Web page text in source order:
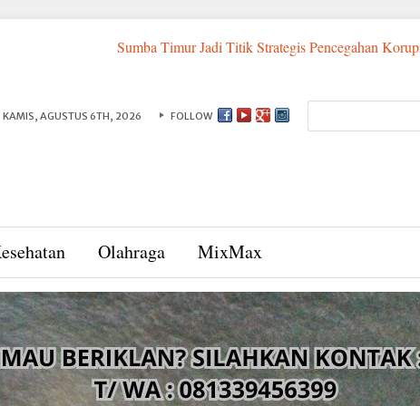
Sumba Timur Jadi Titik Strategis Pencegahan Korupsi KPK di
KAMIS, AGUSTUS 6TH, 2026 FOLLOW
Olahraga MixMax